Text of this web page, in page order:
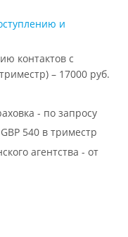
и
контактов с
– 17000 руб.
- по запросу
540 в триместр
агентства - от